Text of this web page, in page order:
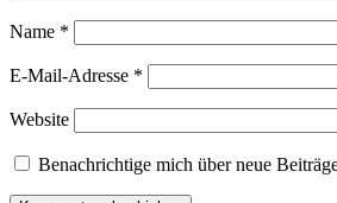
Name *
E-Mail-Adresse *
Website
Benachrichtige mich über neue